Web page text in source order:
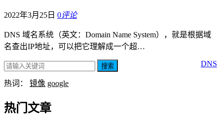
2022年3月25日 0评论
DNS 域名系统（英文：Domain Name System），就是根据域
名查出IP地址，可以把它理解成一个超…
DNS
搜索
热词： 镜像 google
热门文章